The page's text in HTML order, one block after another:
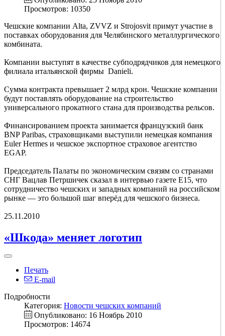
Просмотров: 10350
Чешские компании Alta, ZVVZ и Strojosvit примут участие в
поставках оборудования для Челябинского металлургического
комбината.
Компании выступят в качестве субподрядчиков для немецкого
филиала итальянской фирмы Danieli.
Сумма контракта превышает 2 млрд крон. Чешские компании
будут поставлять оборудование на строительство
универсального прокатного стана для производства рельсов.
Финансированием проекта занимается французский банк
BNP Paribas, страховщиками выступили немецкая компания
Euler Hermes и чешское экспортное страховое агентство
EGAP.
Председатель Палаты по экономическим связям со странами
СНГ Вацлав Петршичек сказал в интервью газете E15, что
сотрудничество чешских и западных компаний на российском
рынке — это большой шаг вперёд для чешского бизнеса.
25.11.2010
«Шкода» меняет логотип
Печать
E-mail
Подробности
Категория: Новости чешских компаний
Опубликовано: 16 Ноябрь 2010
Просмотров: 14674